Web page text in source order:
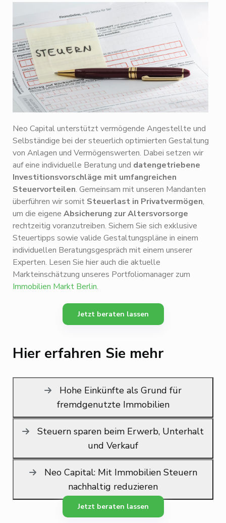
Neo Capital unterstützt vermögende Angestellte und
Selbständige bei der steuerlich optimierten Gestaltung
von Anlagen und Vermögenswerten. Dabei setzen wir
auf eine individuelle Beratung und datengetriebene
Investitionsvorschläge mit umfangreichen
Steuervorteilen. Gemeinsam mit unseren Mandanten
überführen wir somit Steuerlast in Privatvermögen,
um die eigene Absicherung zur Altersvorsorge
rechtzeitig voranzutreiben. Sichern Sie sich exklusive
Steuertipps sowie valide Gestaltungspläne in einem
individuellen Beratungsgespräch mit einem unserer
Experten. Lesen Sie hier auch die aktuelle
Markteinschätzung unseres Portfoliomanager zum
Immobilien Markt Berlin.
Jetzt beraten lassen
Hier erfahren Sie mehr
Hohe Einkünfte als Grund für
fremdgenutzte Immobilien
Steuern sparen beim Erwerb, Unterhalt
und Verkauf
Neo Capital: Mit Immobilien Steuern
nachhaltig reduzieren
Jetzt beraten lassen